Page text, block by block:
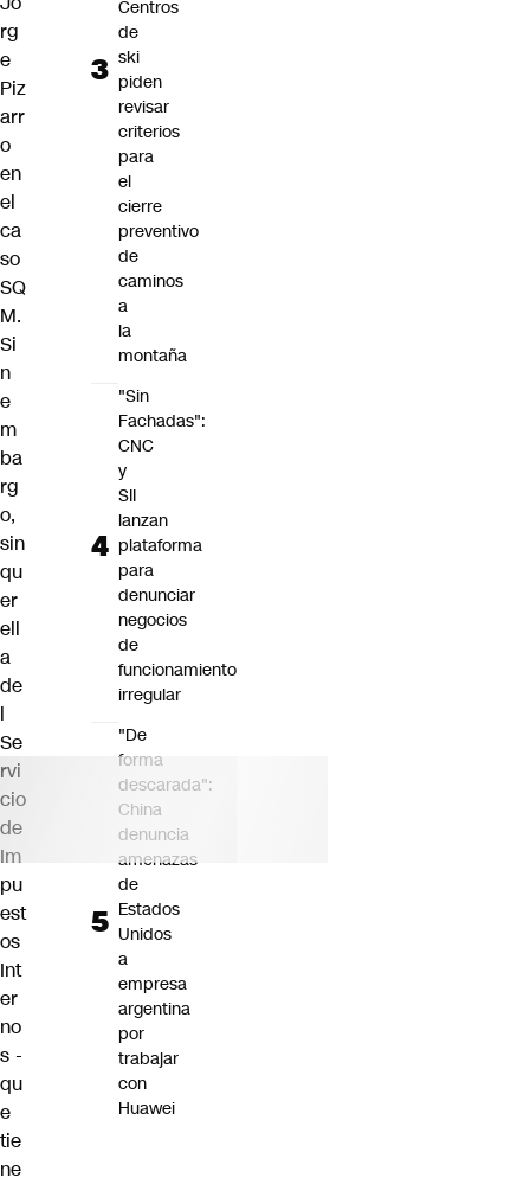
rg
e
Piz
arr
o
en
el
ca
so
SQ
M.
Si
n
e
m
ba
rg
o,
sin
qu
er
ell
a
de
l
Se
rvi
cio
de
Im
pu
est
os
Int
er
no
s -
qu
e
tie
ne
Centros
de
ski
piden
revisar
criterios
para
el
cierre
preventivo
de
caminos
a
la
montaña
"Sin
Fachadas":
CNC
y
SII
lanzan
plataforma
para
denunciar
negocios
de
funcionamiento
irregular
"De
forma
descarada":
China
denuncia
amenazas
de
Estados
Unidos
a
empresa
argentina
por
trabajar
con
Huawei